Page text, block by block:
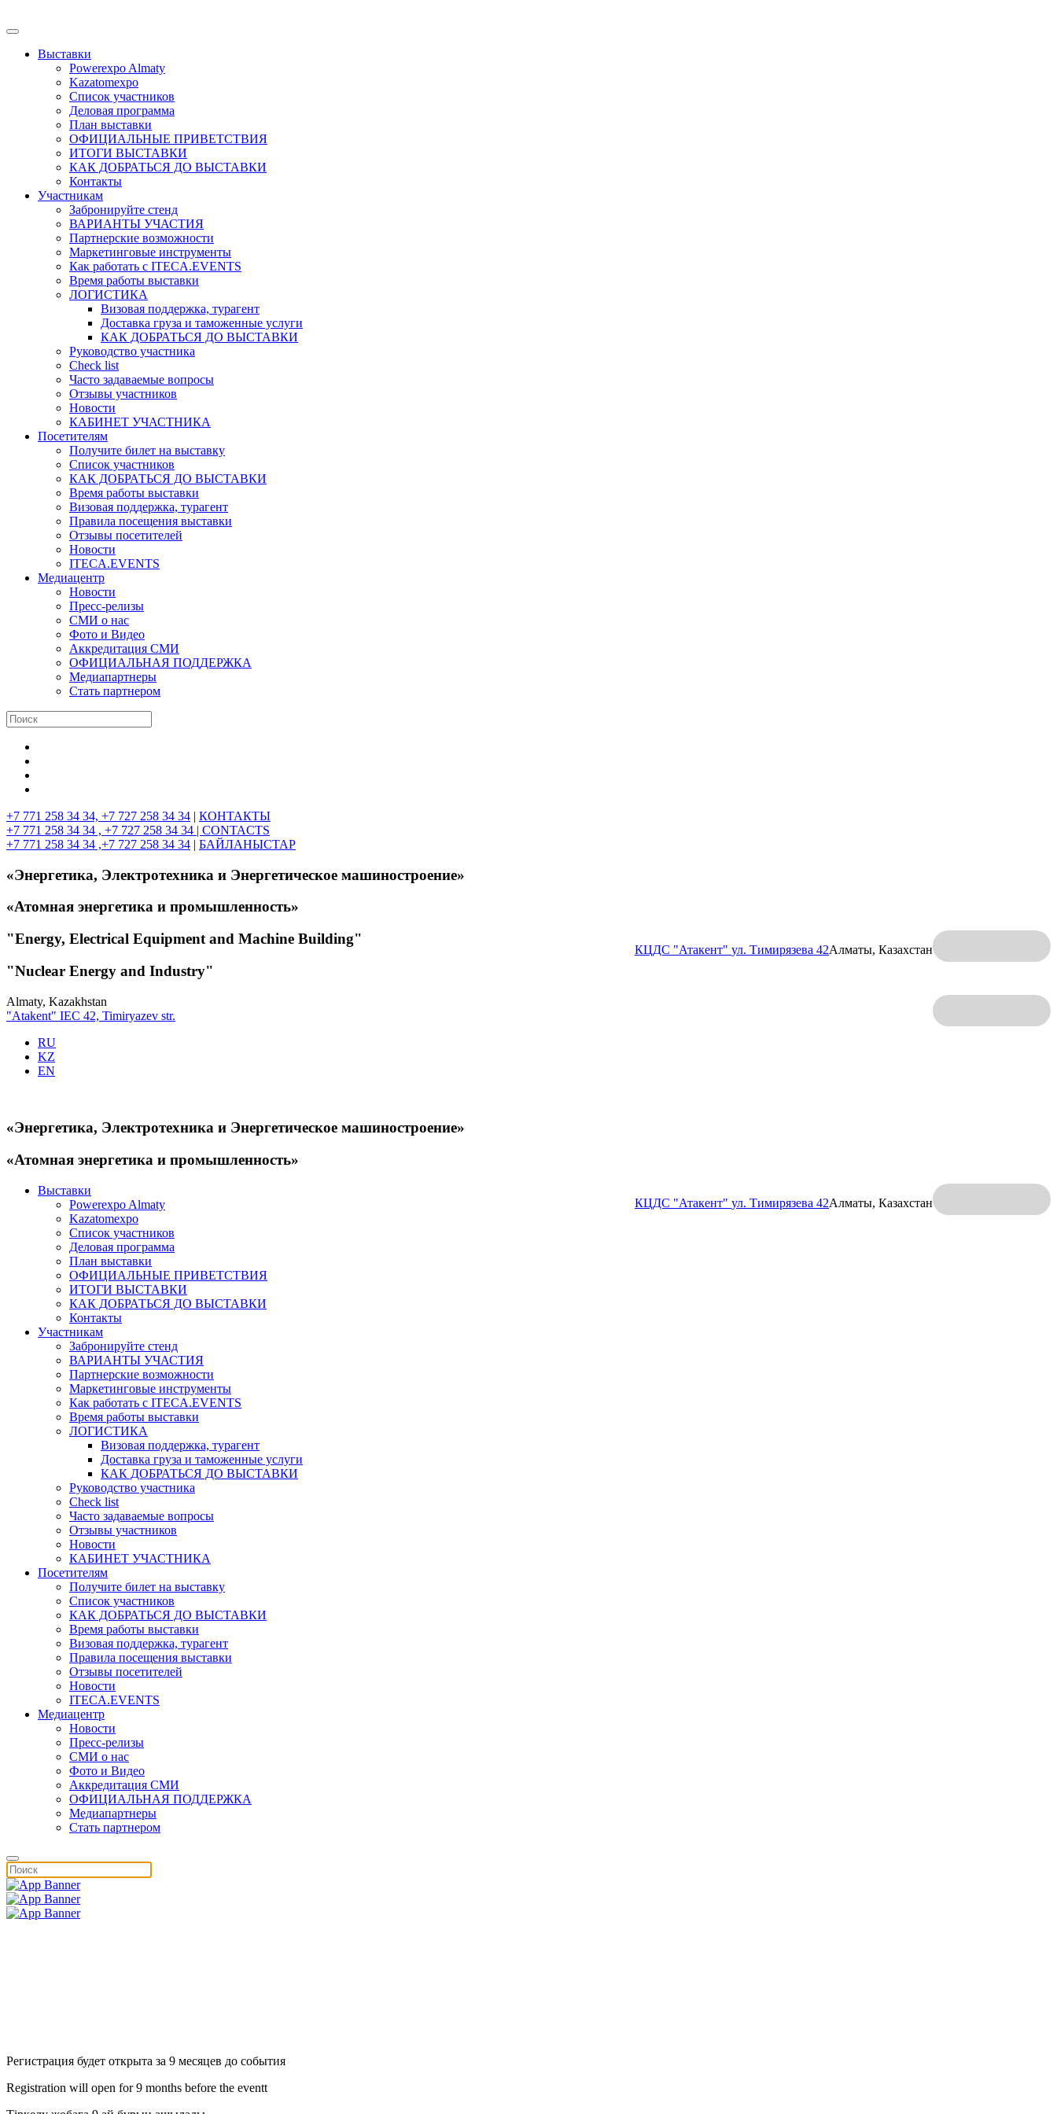
Выставки
Powerexpo Almaty
Kazatomexpo
Список участников
Деловая программа
План выставки
ОФИЦИАЛЬНЫЕ ПРИВЕТСТВИЯ
ИТОГИ ВЫСТАВКИ
КАК ДОБРАТЬСЯ ДО ВЫСТАВКИ
Контакты
Участникам
Забронируйте стенд
ВАРИАНТЫ УЧАСТИЯ
Партнерские возможности
Маркетинговые инструменты
Как работать с ITECA.EVENTS
Время работы выставки
ЛОГИСТИКА
Визовая поддержка, турагент
Доставка груза и таможенные услуги
КАК ДОБРАТЬСЯ ДО ВЫСТАВКИ
Руководство участника
Check list
Часто задаваемые вопросы
Отзывы участников
Новости
КАБИНЕТ УЧАСТНИКА
Посетителям
Получите билет на выставку
Список участников
КАК ДОБРАТЬСЯ ДО ВЫСТАВКИ
Время работы выставки
Визовая поддержка, турагент
Правила посещения выставки
Отзывы посетителей
Новости
ITECA.EVENTS
Медиацентр
Новости
Пресс-релизы
СМИ о нас
Фото и Видео
Аккредитация СМИ
ОФИЦИАЛЬНАЯ ПОДДЕРЖКА
Медиапартнеры
Стать партнером
+7 771 258 34 34, +7 727 258 34 34 | КОНТАКТЫ
+7 771 258 34 34 , +7 727 258 34 34 | CONTACTS
+7 771 258 34 34 ,+7 727 258 34 34 | БАЙЛАНЫСТАР
«Энергетика, Электротехника и Энергетическое машиностроение»
«Атомная энергетика и промышленность»
Алматы, Казахстан
КЦДС "Атакент" ул. Тимирязева 42
"Energy, Electrical Equipment and Machine Building"
"Nuclear Energy and Industry"
Almaty, Kazakhstan
"Atakent" IEC 42, Timiryazev str.
RU
KZ
EN
«Энергетика, Электротехника и Энергетическое машиностроение»
«Атомная энергетика и промышленность»
Алматы, Казахстан
КЦДС "Атакент" ул. Тимирязева 42
Выставки
Powerexpo Almaty
Kazatomexpo
Список участников
Деловая программа
План выставки
ОФИЦИАЛЬНЫЕ ПРИВЕТСТВИЯ
ИТОГИ ВЫСТАВКИ
КАК ДОБРАТЬСЯ ДО ВЫСТАВКИ
Контакты
Участникам
Забронируйте стенд
ВАРИАНТЫ УЧАСТИЯ
Партнерские возможности
Маркетинговые инструменты
Как работать с ITECA.EVENTS
Время работы выставки
ЛОГИСТИКА
Визовая поддержка, турагент
Доставка груза и таможенные услуги
КАК ДОБРАТЬСЯ ДО ВЫСТАВКИ
Руководство участника
Check list
Часто задаваемые вопросы
Отзывы участников
Новости
КАБИНЕТ УЧАСТНИКА
Посетителям
Получите билет на выставку
Список участников
КАК ДОБРАТЬСЯ ДО ВЫСТАВКИ
Время работы выставки
Визовая поддержка, турагент
Правила посещения выставки
Отзывы посетителей
Новости
ITECA.EVENTS
Медиацентр
Новости
Пресс-релизы
СМИ о нас
Фото и Видео
Аккредитация СМИ
ОФИЦИАЛЬНАЯ ПОДДЕРЖКА
Медиапартнеры
Стать партнером
Регистрация будет открыта за 9 месяцев до события
Registration will open for 9 months before the eventt